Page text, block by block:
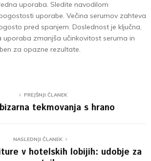
uporaba. Sledite navodilom
uporabe. Večina serumov zahteva
pred spanjem. Doslednost je ključna,
uporaba zmanjša učinkovitost seruma in
za opazne rezultate.
PREJŠNJI ČLANEK
tekmovanja s hrano
NASLEDNJI ČLANEK
v hotelskih lobijih: udobje za